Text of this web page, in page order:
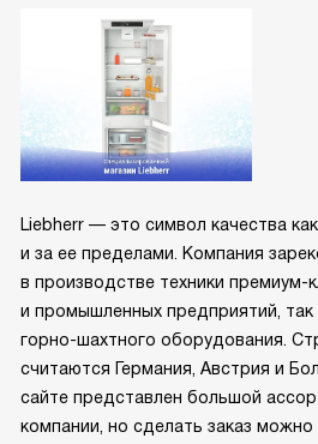
Liebherr — это символ качества
и за ее пределами. Компания
в производстве техники премиум-
и промышленных предприятий, так
горно-шахтного оборудования.
считаются Германия, Австрия и
сайте представлен большой
компании, но сделать заказ можно